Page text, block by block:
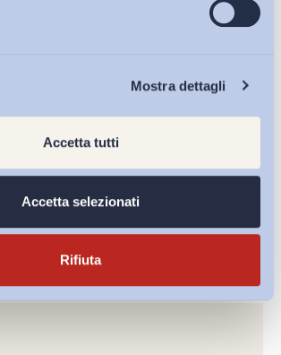
Mostra dettagli
Accetta tutti
Accetta selezionati
Rifiuta